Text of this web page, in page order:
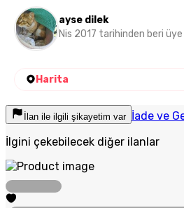
ayse dilek
Nis 2017 tarihinden beri üye
Harita
İlan ile ilgili şikayetim var İade ve
İlgini çekebilecek diğer ilanlar